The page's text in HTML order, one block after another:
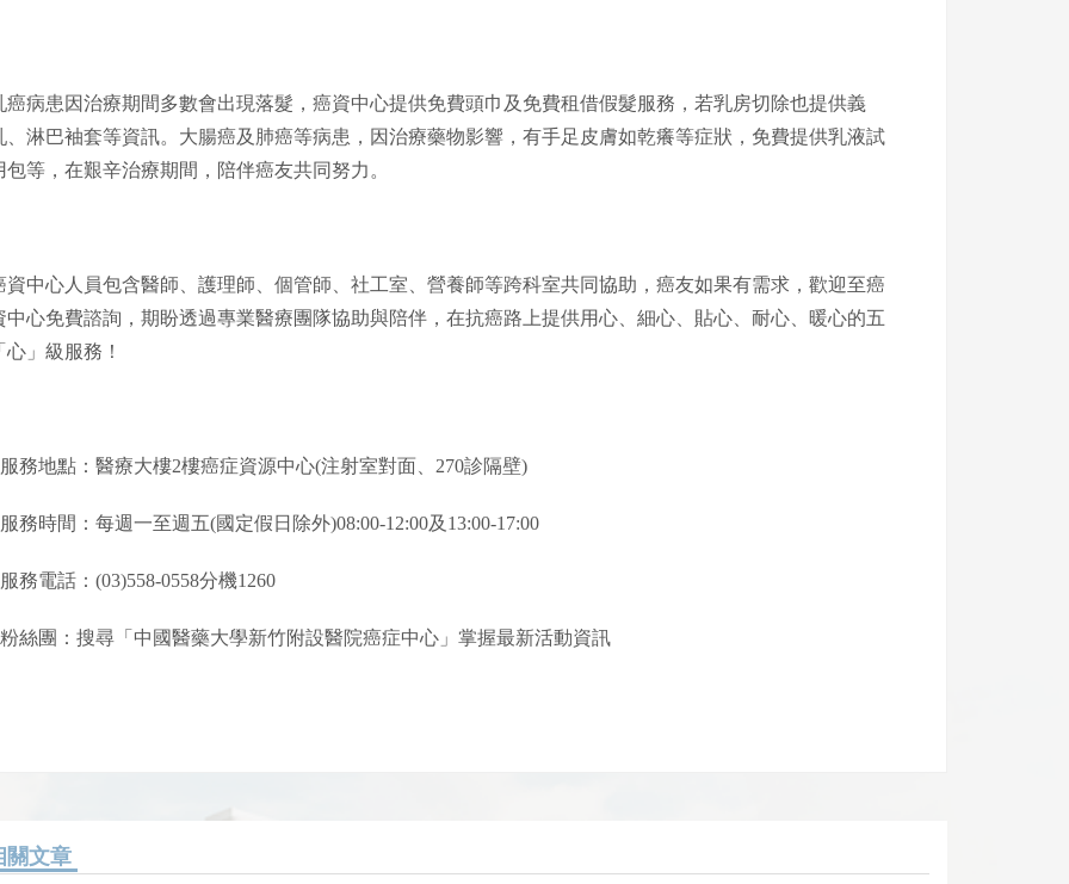
癌病患因治療期間多數會出現落髮，癌資中心提供免費頭巾及免費租借假髮服務，若乳房切除也提供義
、淋巴袖套等資訊。大腸癌及肺癌等病患，因治療藥物影響，有手足皮膚如乾癢等症狀，免費提供乳液試
包等，在艱辛治療期間，陪伴癌友共同努力。
資中心人員包含醫師、護理師、個管師、社工室、營養師等跨科室共同協助，癌友如果有需求，歡迎至癌
中心免費諮詢，期盼透過專業醫療團隊協助與陪伴，在抗癌路上提供用心、細心、貼心、耐心、暖心的五
心」級服務！
務地點：醫療大樓2樓癌症資源中心(注射室對面、270診隔壁)
務時間：每週一至週五(國定假日除外)08:00-12:00及13:00-17:00
務電話：(03)558-0558分機1260
絲團：搜尋「中國醫藥大學新竹附設醫院癌症中心」掌握最新活動資訊
關文章